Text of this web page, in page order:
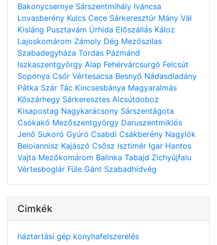
Bakonycsernye Sárszentmihály Iváncsa
Lovasberény Kulcs Cece Sárkeresztúr Mány Vál
Kisláng Pusztavám Úrhida Előszállás Káloz
Lajoskomárom Zámoly Dég Mezőszilas
Szabadegyháza Tordas Pázmánd
Iszkaszentgyörgy Alap Fehérvárcsurgó Felcsút
Soponya Csór Vértesacsa Besnyő Nádasdladány
Pátka Szár Tác Kincsesbánya Magyaralmás
Kőszárhegy Sárkeresztes Alcsútdoboz
Kisapostag Nagykarácsony Sárszentágota
Csókakő Mezőszentgyörgy Daruszentmiklós
Jenő Sukoró Gyúró Csabdi Csákberény Nagylók
Beloiannisz Kajászó Csősz Isztimér Igar Hantos
Vajta Mezőkomárom Balinka Tabajd Zichyújfalu
Vértesboglár Füle Gánt Szabadhídvég
Cimkék
háztartási gép konyhafelszerelés